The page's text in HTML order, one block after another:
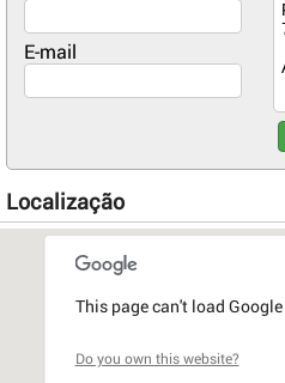
E-mail
Localização
This page can't load
Do you own this website?